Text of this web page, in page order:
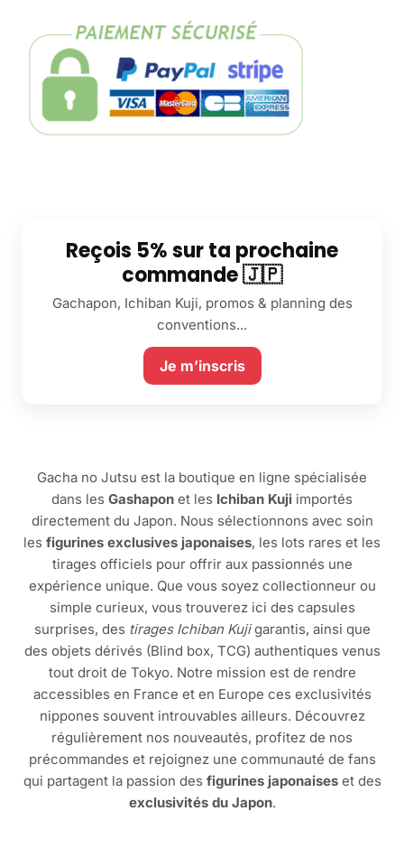
Reçois 5% sur ta prochaine
commande 🇯🇵
Gachapon, Ichiban Kuji, promos & planning des
conventions...
Je m’inscris
Gacha no Jutsu est la boutique en ligne spécialisée
dans les Gashapon et les Ichiban Kuji importés
directement du Japon. Nous sélectionnons avec soin
les figurines exclusives japonaises, les lots rares et les
tirages officiels pour offrir aux passionnés une
expérience unique. Que vous soyez collectionneur ou
simple curieux, vous trouverez ici des capsules
surprises, des tirages Ichiban Kujigarantis, ainsi que
des objets dérivés (Blind box, TCG) authentiques venus
tout droit de Tokyo. Notre mission est de rendre
accessibles en France et en Europe ces exclusivités
nippones souvent introuvables ailleurs. Découvrez
régulièrement nos nouveautés, profitez de nos
précommandes et rejoignez une communauté de fans
qui partagent la passion des figurines japonaiseset des
exclusivités du Japon.